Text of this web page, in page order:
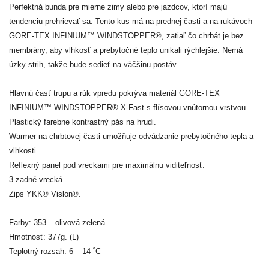
Perfektná bunda pre mierne zimy alebo pre jazdcov, ktorí majú
tendenciu prehrievať sa. Tento kus má na prednej časti a na rukávoch
GORE-TEX INFINIUM™ WINDSTOPPER®, zatiaľ čo chrbát je bez
membrány, aby vlhkosť a prebytočné teplo unikali rýchlejšie. Nemá
úzky strih, takže bude sedieť na väčšinu postáv.
Hlavnú časť trupu a rúk vpredu pokrýva materiál GORE-TEX
INFINIUM™ WINDSTOPPER® X-Fast s flísovou vnútornou vrstvou.
Plastický farebne kontrastný pás na hrudi.
Warmer na chrbtovej časti umožňuje odvádzanie prebytočného tepla a
vlhkosti.
Reflexný panel pod vreckami pre maximálnu viditeľnosť.
3 zadné vrecká.
Zips YKK® Vislon®.
Farby: 353 – olivová zelená
Hmotnosť: 377g. (L)
Teplotný rozsah: 6 – 14 ˚C